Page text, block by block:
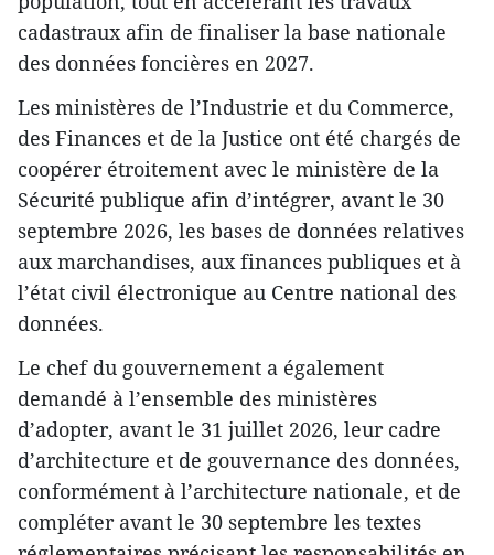
cadastraux afin de finaliser la base nationale
des données foncières en 2027.
Les ministères de l’Industrie et du Commerce,
des Finances et de la Justice ont été chargés de
coopérer étroitement avec le ministère de la
Sécurité publique afin d’intégrer, avant le 30
septembre 2026, les bases de données relatives
aux marchandises, aux finances publiques et à
l’état civil électronique au Centre national des
données.
Le chef du gouvernement a également
demandé à l’ensemble des ministères
d’adopter, avant le 31 juillet 2026, leur cadre
d’architecture et de gouvernance des données,
conformément à l’architecture nationale, et de
compléter avant le 30 septembre les textes